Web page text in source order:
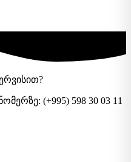
(+995) 598 30 03 11